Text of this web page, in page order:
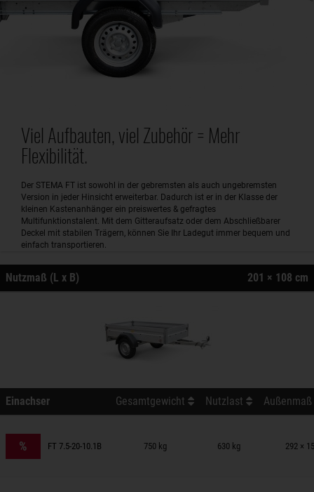
Viel Aufbauten, viel Zubehör = Mehr
Flexibilität.
Der STEMA FT ist sowohl in der gebremsten als auch ungebremsten
Version in jeder Hinsicht erweiterbar. Dadurch ist er in der Klasse der
kleinen Kastenanhänger ein preiswertes & gefragtes
Multifunktionstalent. Mit dem Gitteraufsatz oder dem Abschließbarer
Deckel mit stabilen Trägern, können Sie Ihr Ladegut immer bequem und
einfach transportieren.
Nutzmaß (L x B) 201 × 108 cm
Einachser Gesamtgewicht Nutzlast
% FT 7.5-20-10.1B 750 kg 630 kg 292 ×
auf Merkzettel